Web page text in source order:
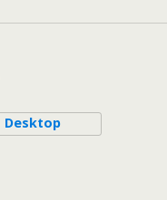
Desktop